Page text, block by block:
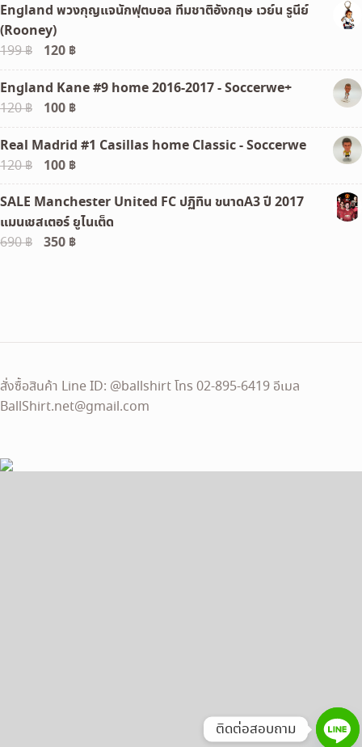
England พวงกุญแจนักฟุตบอล ทีมชาติอังกฤษ เวย์น รูนีย์
(Rooney)
199฿
Original
price
was:
199 ฿.
120 ฿Current
price
is:
120 ฿.
England Kane #9 home 2016-2017 - Soccerwe+
120฿
Original
price
was:
120 ฿.
100 ฿Current
price
is:
100 ฿.
Real Madrid #1 Casillas home Classic - Soccerwe
120฿
Original
price
was:
120 ฿.
100 ฿Current
price
is:
100 ฿.
SALE Manchester United FC ปฏิทิน ขนาดA3 ปี 2017
แมนเชสเตอร์ ยูไนเต็ด
690฿
Original
350 ฿Current
สั่งซื้อสินค้า Line ID: @ballshirt โทร 02-895-6419 อีเมล
BallShirt.net@gmail.com
ติดต่อสอบถาม